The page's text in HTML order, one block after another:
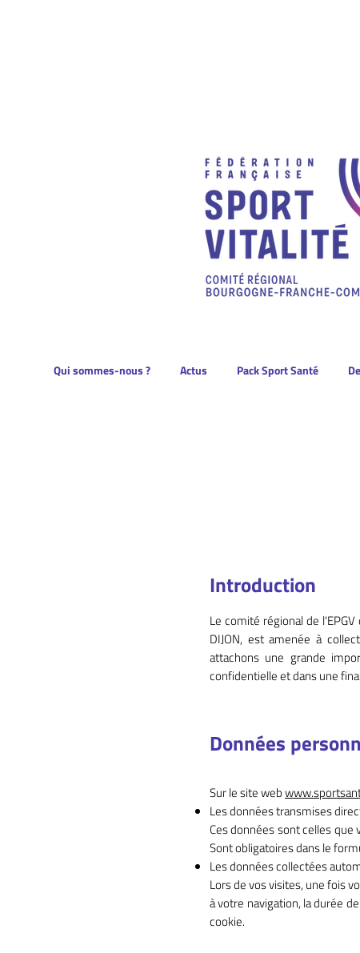
Qui sommes-nous ? Actus Pack Sport Santé
Introduction
Le comité régional de
DIJON, est amenée à
attachons une grande
confidentielle et dans une
Données
Sur le site web
Les données transmises
Ces données sont celles
Sont obligatoires dans le
Les données collectées
Lors de vos visites, une fois
à votre navigation, la durée
cookie.